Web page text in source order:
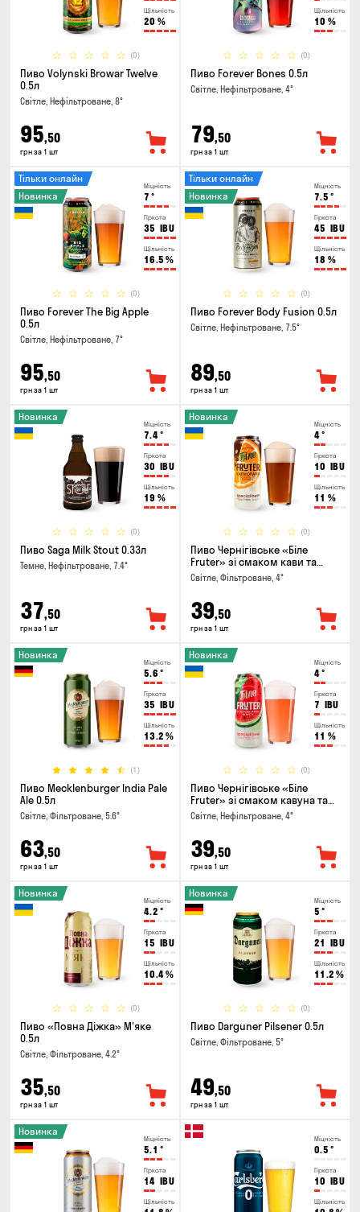
Щільність
20 %
(0)
Пиво Volynski Browar Twelve
0.5л
Світле, Нефільтроване, 8°
95,50
грн за 1 шт
Щільність
10 %
(0)
Пиво Forever Bones 0.5л
Світле, Нефільтроване, 4°
79,50
грн за 1 шт
Міцність
7 °
Гіркота
35 IBU
Щільність
16.5 %
(0)
Тільки онлайн
Новинка
Пиво Forever The Big Apple
0.5л
Світле, Нефільтроване, 7°
95,50
грн за 1 шт
Міцність
7.5 °
Гіркота
45 IBU
Щільність
18 %
(0)
Тільки онлайн
Новинка
Пиво Forever Body Fusion 0.5л
Світле, Нефільтроване, 7.5°
89,50
грн за 1 шт
Міцність
7.4°
Гіркота
30 IBU
Щільність
19 %
(0)
Новинка
Пиво Saga Milk Stout 0.33л
Темне, Нефільтроване, 7.4°
37,50
грн за 1 шт
Міцність
4°
Гіркота
10 IBU
Щільність
11 %
(0)
Новинка
Пиво Чернігівське «Біле
Fruter» зі смаком кави та
апельсину 0.5л
Світле, Фільтроване, 4°
39,50
грн за 1 шт
Міцність
5.6 °
Гіркота
35 IBU
Щільність
13.2 %
(1)
Новинка
Пиво Mecklenburger India Pale
Ale 0.5л
Світле, Фільтроване, 5.6°
63,50
грн за 1 шт
Міцність
4°
Гіркота
7 IBU
Щільність
11 %
(0)
Новинка
Пиво Чернігівське «Біле
Fruter» зі смаком кавуна та
м'яти 0.5л
Світле, Нефільтроване, 4°
39,50
грн за 1 шт
Міцність
4.2 °
Гіркота
15 IBU
Щільність
10.4%
(0)
Новинка
Пиво «Повна Діжка» М'яке
0.5л
Світле, Фільтроване, 4.2°
35,50
грн за 1 шт
Міцність
5 °
Гіркота
21 IBU
Щільність
11.2 %
(0)
Новинка
Пиво Darguner Pilsener 0.5л
Світле, Фільтроване, 5°
49,50
грн за 1 шт
Міцність
5.1 °
Гіркота
14 IBU
Щільність
Новинка
Міцність
0.5 °
Гіркота
10 IBU
Щільність